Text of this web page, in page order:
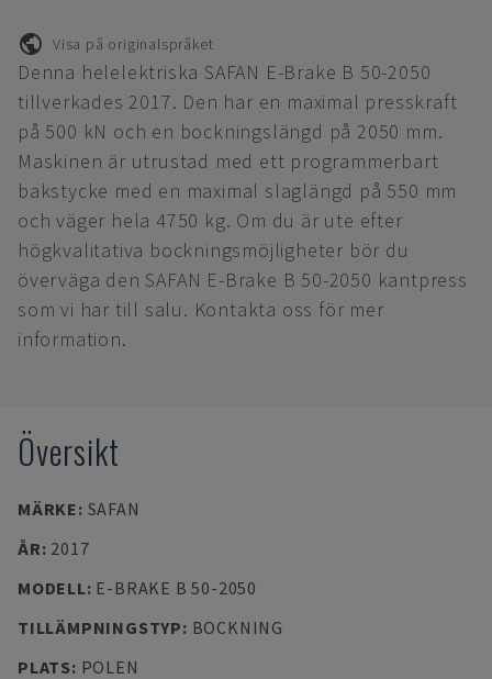
Visa på originalspråket
Denna helelektriska SAFAN E-Brake B 50-2050
tillverkades 2017. Den har en maximal presskraft
på 500 kN och en bockningslängd på 2050 mm.
Maskinen är utrustad med ett programmerbart
bakstycke med en maximal slaglängd på 550 mm
och väger hela 4750 kg. Om du är ute efter
högkvalitativa bockningsmöjligheter bör du
överväga den SAFAN E-Brake B 50-2050 kantpress
som vi har till salu. Kontakta oss för mer
information.
Översikt
MÄRKE: SAFAN
ÅR: 2017
MODELL: E-BRAKE B 50-2050
TILLÄMPNINGSTYP: BOCKNING
PLATS: POLEN